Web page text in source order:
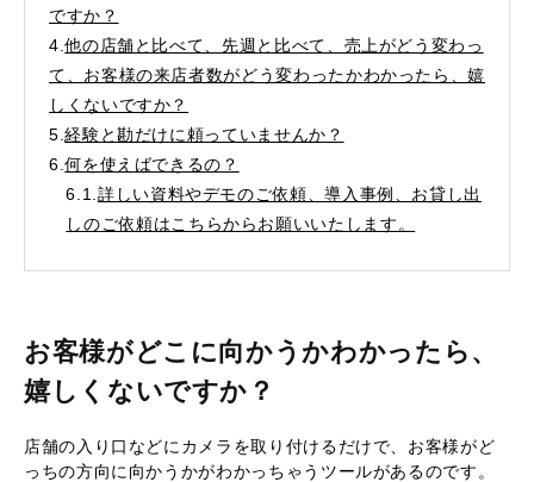
ですか？
4.他の店舗と比べて、先週と比べて、売上がどう変わっ
て、お客様の来店者数がどう変わったかわかったら、嬉
しくないですか？
5.経験と勘だけに頼っていませんか？
6.何を使えばできるの？
6.1. 詳しい資料やデモのご依頼、導入事例、お貸し出
しのご依頼はこちらからお願いいたします。
お客様がどこに向かうかわかったら、
嬉しくないですか？
店舗の入り口などにカメラを取り付けるだけで、お客様がど
っちの方向に向かうかがわかっちゃうツールがあるのです。